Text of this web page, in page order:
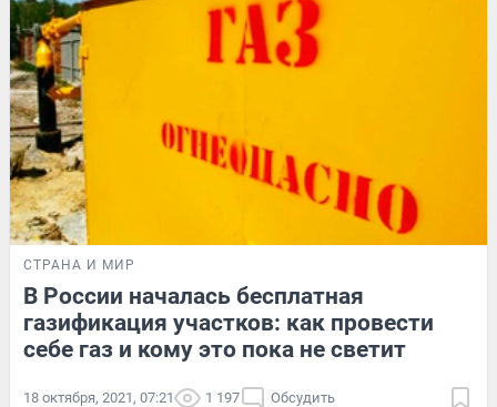
СТРАНА И МИР
В России началась бесплатная
газификация участков: как провести
себе газ и кому это пока не светит
18 октября, 2021, 07:21 1 197 Обсудить